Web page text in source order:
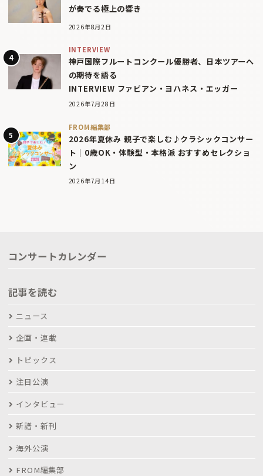
が奏でる極上の響き
2026年8月2日
INTERVIEW
神戸国際フルートコンクール優勝者、日本ツアーへ
の期待を語る
INTERVIEW ファビアン・ヨハネス・エッガー
2026年7月28日
FROM編集部
2026年夏休み 親子で楽しむ♪クラシックコンサー
ト｜0歳OK・体験型・本格派 おすすめセレクショ
ン
2026年7月14日
コンサートカレンダー
記事を読む
ニュース
企画・連載
トピックス
注目公演
インタビュー
新譜・新刊
海外公演
FROM編集部